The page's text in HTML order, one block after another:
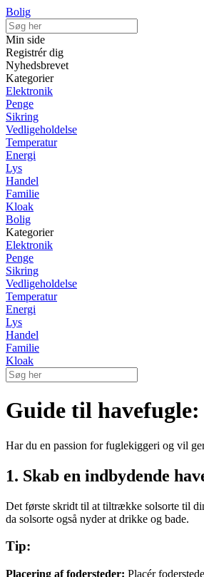
Bolig
Min side
Registrér dig
Nyhedsbrevet
Kategorier
Elektronik
Penge
Sikring
Vedligeholdelse
Temperatur
Energi
Lys
Handel
Familie
Kloak
Bolig
Kategorier
Elektronik
Penge
Sikring
Vedligeholdelse
Temperatur
Energi
Lys
Handel
Familie
Kloak
Guide til
Har du en passion for fuglekiggeri og vil
1. Skab en indbydende
Det første skridt til at tiltrække solsorte til
da solsorte også nyder at drikke og bade.
Tip:
Placering af fodersteder: Placér